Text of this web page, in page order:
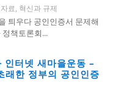
료, 혁신과 규제
틔우다 공인인증서 문제해
책토론회...
터넷 새마을운동 –
래한 정부의 공인인증